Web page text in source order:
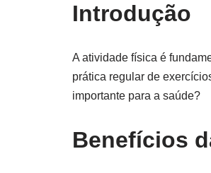
Introdução
A atividade física é
prática regular de
importante para a saúde?
Benefícios